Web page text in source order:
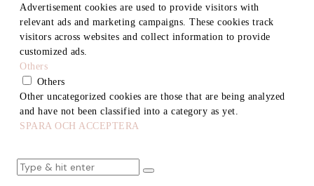
Advertisement cookies are used to provide visitors with
relevant ads and marketing campaigns. These cookies track
visitors across websites and collect information to provide
customized ads.
Others
Others
Other uncategorized cookies are those that are being analyzed
and have not been classified into a category as yet.
SPARA OCH ACCEPTERA